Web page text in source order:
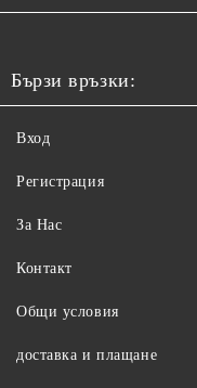
Бързи връзки:
Вход
Регистрация
За Нас
Контакт
Общи условия
доставка и плащане